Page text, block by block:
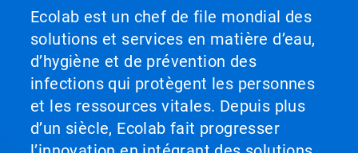
Ecolab est un chef de file mondial des
solutions et services en matière d’eau,
d’hygiène et de prévention des
infections qui protègent les personnes
et les ressources vitales. Depuis plus
d’un siècle, Ecolab fait progresser